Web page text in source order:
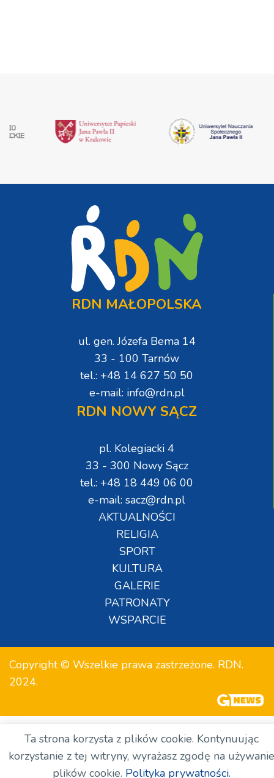
RDN MAŁOPOLSKA
ul. gen. Józefa Bema 14
33 - 100 Tarnów
tel.: +48 14 627 50 50
e-mail: info@rdn.pl
RDN NOWY SĄCZ
pl. Kolegiacki 4
33 - 300 Nowy Sącz
tel.: +48 18 449 06 00
e-mail: sacz@rdn.pl
AKTUALNOŚCI
RELIGIA
SPORT
KULTURA
GALERIE
PATRONATY
WSPARCIE
Copyright © Wszelkie prawa zastrzeżone. RDN.
2024.
Ta strona korzysta z plików cookie. Kontynuując
korzystanie z tej witryny, wyrażasz zgodę na używanie
plików cookie. Polityka prywatności.